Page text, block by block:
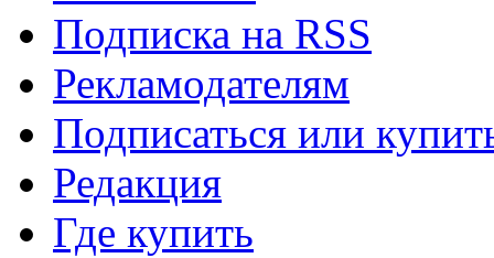
Подписка на RSS
Рекламодателям
Подписаться или
Редакция
Где купить